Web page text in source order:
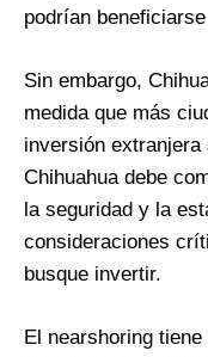
podrían
Sin embargo,
medida que más
inversión
Chihuahua debe
la seguridad y la
consideraciones
busque invertir.
El nearshoring